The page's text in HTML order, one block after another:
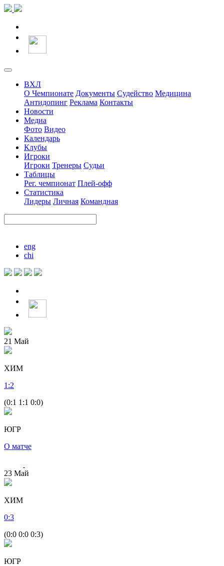
ВХЛ
О Чемпионате Документы Судейство Медицина
Антидопинг Реклама Контакты
Новости
Медиа
Фото Видео
Календарь
Клубы
Игроки
Игроки Тренеры Судьи
Таблицы
Рег. чемпионат Плей-офф
Статистика
Лидеры Личная Командная
eng
chi
21 Май
ХИМ
1 :2
(0:1 1:1 0:0)
ЮГР
О матче
23 Май
ХИМ
0:3
(0:0 0:0 0:3)
ЮГР